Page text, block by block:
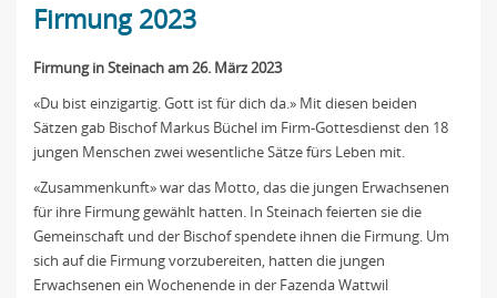
Firmung 2023
Firmung in Steinach am 26. März 2023
«Du bist einzigartig. Gott ist für dich da.» Mit diesen beiden
Sätzen gab Bischof Markus Büchel im Firm-Gottesdienst den 18
jungen Menschen zwei wesentliche Sätze fürs Leben mit.
«Zusammenkunft» war das Motto, das die jungen Erwachsenen
für ihre Firmung gewählt hatten. In Steinach feierten sie die
Gemeinschaft und der Bischof spendete ihnen die Firmung. Um
sich auf die Firmung vorzubereiten, hatten die jungen
Erwachsenen ein Wochenende in der Fazenda Wattwil